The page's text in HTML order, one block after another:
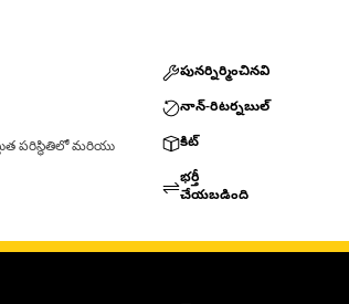
పరిస్థితిలో మరియు
పునర్నిర్మించినవి
నాన్-రిటర్నబుల్
కిట్
భర్తీ
చేయబడింది